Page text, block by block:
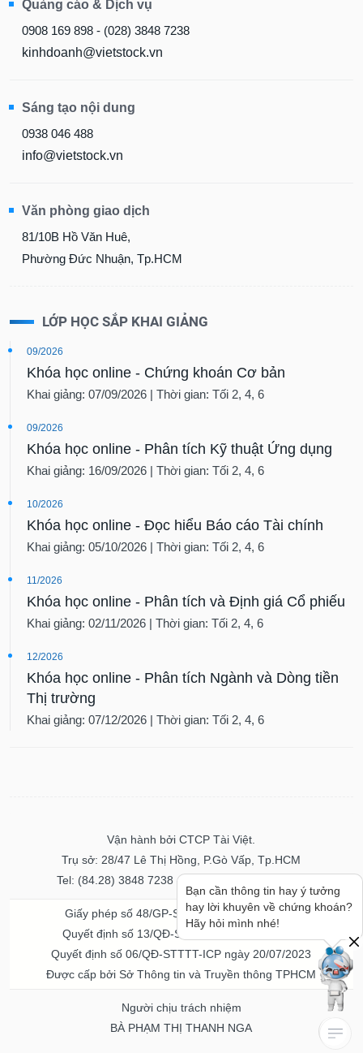
Quảng cáo & Dịch vụ
0908 169 898 - (028) 3848 7238
kinhdoanh@vietstock.vn
Sáng tạo nội dung
0938 046 488
info@vietstock.vn
Văn phòng giao dịch
81/10B Hồ Văn Huê,
Phường Đức Nhuận, Tp.HCM
LỚP HỌC SẮP KHAI GIẢNG
09/2026
Khóa học online - Chứng khoán Cơ bản
Khai giảng: 07/09/2026 | Thời gian: Tối 2, 4, 6
09/2026
Khóa học online - Phân tích Kỹ thuật Ứng dụng
Khai giảng: 16/09/2026 | Thời gian: Tối 2, 4, 6
10/2026
Khóa học online - Đọc hiểu Báo cáo Tài chính
Khai giảng: 05/10/2026 | Thời gian: Tối 2, 4, 6
11/2026
Khóa học online - Phân tích và Định giá Cổ phiếu
Khai giảng: 02/11/2026 | Thời gian: Tối 2, 4, 6
12/2026
Khóa học online - Phân tích Ngành và Dòng tiền
Thị trường
Khai giảng: 07/12/2026 | Thời gian: Tối 2, 4, 6
Vận hành bởi CTCP Tài Việt.
Trụ sở: 28/47 Lê Thị Hồng, P.Gò Vấp, Tp.HCM
Tel: (84.28) 3848 7238 - Fax: (84.28) 3848 7237
Giấy phép số 48/GP-STTTT ngày 04/11/2016
Quyết định số 13/QĐ-STTTT ngày 02/11/2017
Quyết định số 06/QĐ-STTTT-ICP ngày 20/07/2023
Được cấp bởi Sở Thông tin và Truyền thông TPHCM
Người chịu trách nhiệm
BÀ PHẠM THỊ THANH NGA
Bạn cần thông tin hay ý tưởng
hay lời khuyên về chứng khoán?
Hãy hỏi mình nhé!